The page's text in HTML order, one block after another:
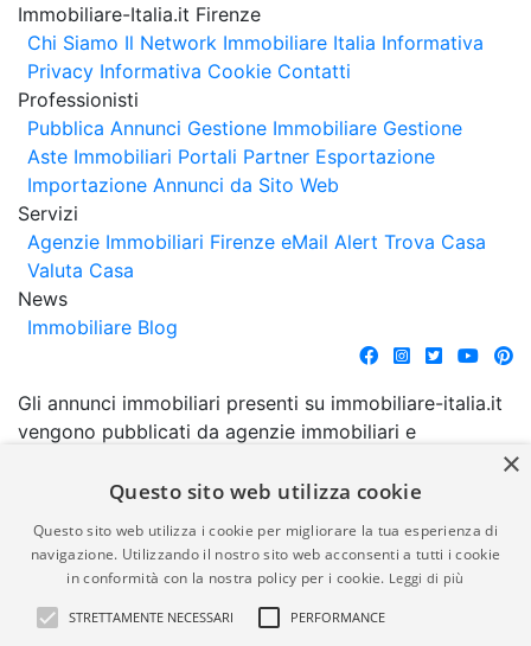
Immobiliare-Italia.it Firenze
Chi Siamo Il Network Immobiliare Italia Informativa
Privacy Informativa Cookie Contatti
Professionisti
Pubblica Annunci Gestione Immobiliare Gestione
Aste Immobiliari Portali Partner Esportazione
Importazione Annunci da Sito Web
Servizi
Agenzie Immobiliari Firenze eMail Alert Trova Casa
Valuta Casa
News
Immobiliare Blog
Gli annunci immobiliari presenti su immobiliare-italia.it
vengono pubblicati da agenzie immobiliari e
comporta l'approvazione o l'avallo da parte di
garanzia da parte di quest'ultima. immobiliare-italia.it
quindi non è responsabile della veridicità, della
correttezza, della completezza, della normativa in
materia di privacy e/o di alcun altro aspetto dei
×
Questo sito web utilizza cookie
Questo sito web utilizza i cookie per migliorare la tua esperienza di
navigazione. Utilizzando il nostro sito web acconsenti a tutti i cookie
in conformità con la nostra policy per i cookie. Leggi di più
STRETTAMENTE NECESSARI PERFORMANCE